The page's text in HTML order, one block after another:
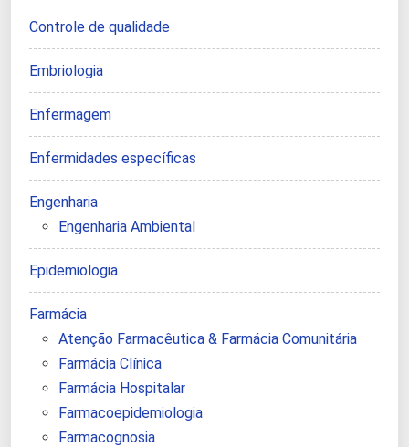
Controle de qualidade
Embriologia
Enfermagem
Enfermidades específicas
Engenharia
Engenharia Ambiental
Epidemiologia
Farmácia
Atenção Farmacêutica & Farmácia Comunitária
Farmácia Clínica
Farmácia Hospitalar
Farmacoepidemiologia
Farmacognosia